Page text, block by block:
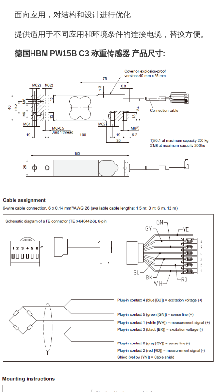
面向应用，对结构和设计进行优化
提供适用于不同应用和环境条件的连接电缆，替换方便。
德国HBM PW15B C3 称重传感器 产品尺寸: